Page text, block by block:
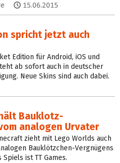
15.06.2015
spricht jetzt auch
Edition für Android, iOS und
ab sofort auch in deutscher
Neue Skins sind auch dabei.
Bauklotz-
analogen Urvater
zieht mit Lego Worlds auch
Bauklötzchen-Vergnügens
ist TT Games.